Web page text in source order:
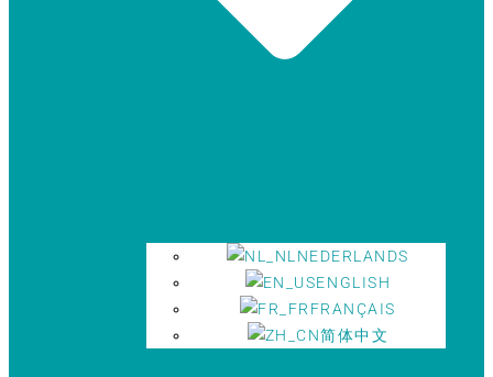
NEDERLANDS
ENGLISH
FRANÇAIS
简体中文